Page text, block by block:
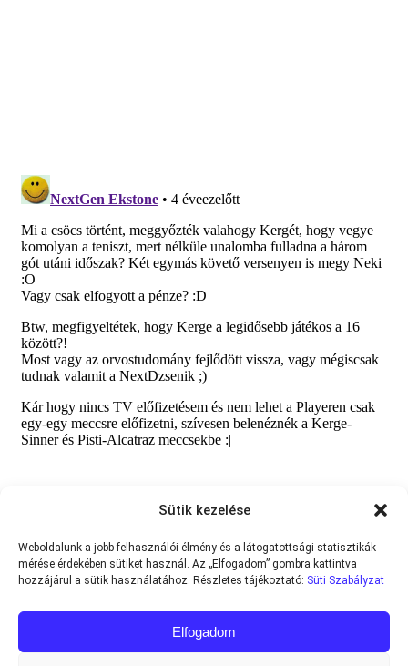
Sütik kezelése
Weboldalunk a jobb felhasználói élmény és a látogatottsági statisztikák
mérése érdekében sütiket használ. Az „Elfogadom” gombra kattintva
hozzájárul a sütik használatához. Részletes tájékoztató: Süti Szabályzat
Elfogadom